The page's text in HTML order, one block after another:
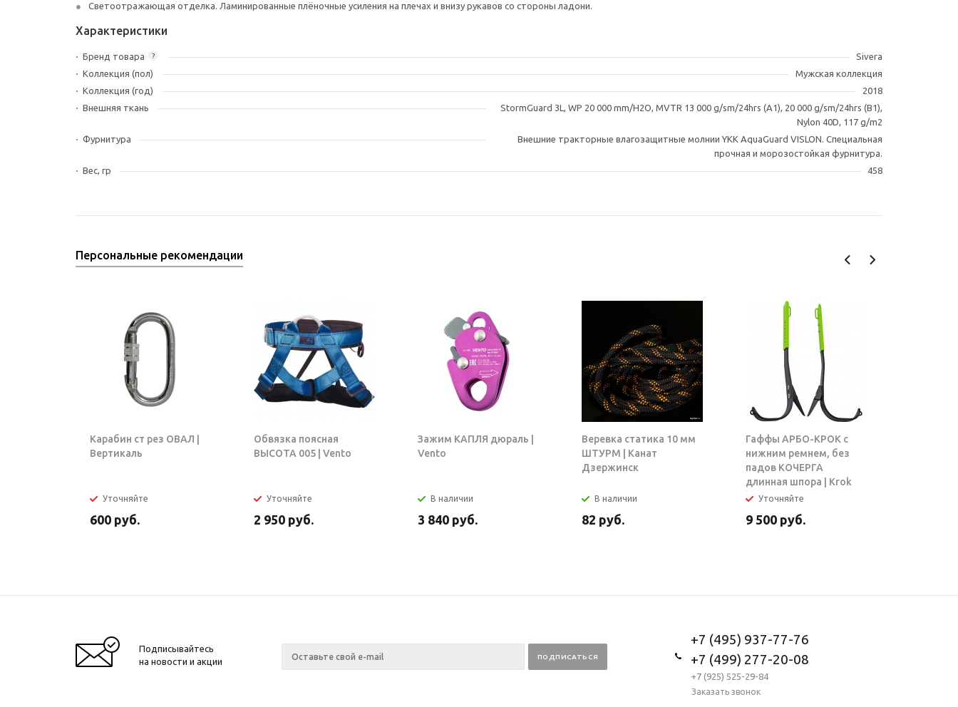
Светоотражающая отделка. Ламинированные плёночные усиления на плечах и внизу рукавов со стороны ладони.
Характеристики
?
Бренд товара
Sivera
Коллекция (пол)
Мужская коллекция
Коллекция (год)
2018
Внешняя ткань
StormGuard 3L, WP 20 000 mm/H2O, MVTR 13 000 g/sm/24hrs (А1), 20 000 g/sm/24hrs (B1),
Nylon 40D, 117 g/m2
Фурнитура
Внешние тракторные влагозащитные молнии YKK AquaGuard VISLON. Специальная
прочная и морозостойкая фурнитура.
Вес, гр
458
Персональные рекомендации
Карабин ст рез ОВАЛ |
Вертикаль
Уточняйте
600 руб.
Обвязка поясная
ВЫСОТА 005 | Vento
Уточняйте
2 950 руб.
Зажим КАПЛЯ дюраль |
Vento
В наличии
3 840 руб.
Веревка статика 10 мм
ШТУРМ | Канат
Дзержинск
В наличии
82 руб.
Гаффы АРБО-КРОК с
нижним ремнем, без
падов КОЧЕРГА
длинная шпора | Krok
Уточняйте
9 500 руб.
Подписывайтесь
на новости и акции
+7 (495) 937-77-76
+7 (499) 277-20-08
+7 (925) 525-29-84
Заказать звонок